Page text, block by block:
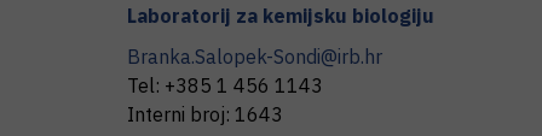
Laboratorij za kemijsku biologiju
Branka.Salopek-Sondi@irb.hr
Tel: +385 1 456 1143
Interni broj: 1643